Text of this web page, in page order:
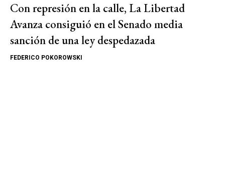
Con represión en la calle, La Libertad
Avanza consiguió en el Senado media
sanción de una ley despedazada
FEDERICO POKOROWSKI